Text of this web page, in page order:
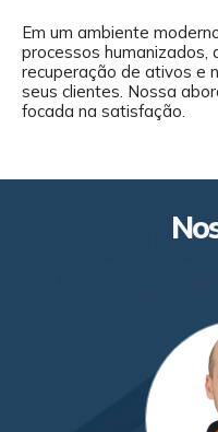
Em um ambiente
processos humanizados,
recuperação de ativos e
seus clientes. Nossa
focada na satisfação.